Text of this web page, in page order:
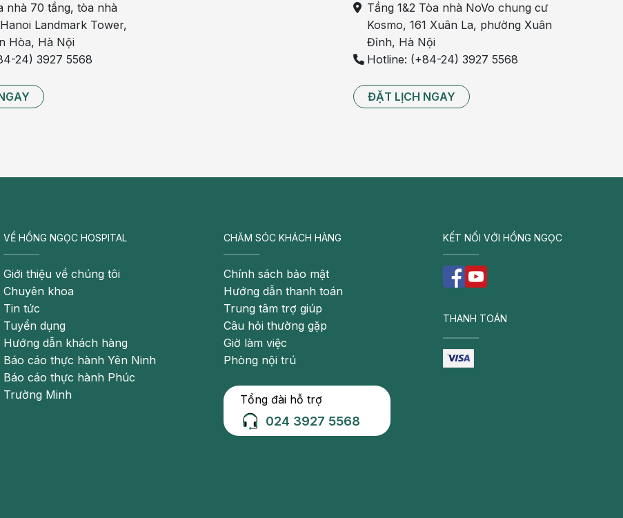
có thể có vảy da màu vàng mật ong, bao quanh có
tổn thương li ti.
chứng nghiêm trọng khác sẽ khỏi sau 2 – 3 tuần.
để tránh các biến chứng nghiêm trọng như:
bọng nước to, sâu và có nhiều mủ. Còn chốc đầu
chốc đầu ở trẻ em thì triệu chứng bệnh sẽ xuất hiện
mủ không bọng nước.
lợi cho vi khuẩn sinh sôi phát triển như khí hậu thời
chật chội…
cho bé hiệu quả
cho cha mẹ
nhà 70 tầng, tòa nhà
Landmark Tower,
Hòa, Hà Nội
24) 3927 5568
Tầng 1&2 Tòa nhà NoVo chung cư
Kosmo, 161 Xuân La, phường Xuân
Đỉnh, Hà Nội
Hotline: (+84-24) 3927 5568
ĐẶT LỊCH NGAY
VỀ HỒNG NGỌC HOSPITAL
Giới thiệu về chúng tôi
Chuyên khoa
Tin tức
Tuyển dụng
Hướng dẫn khách hàng
Báo cáo thực hành Yên Ninh
Báo cáo thực hành Phúc
Trường Minh
CHĂM SÓC KHÁCH HÀNG
Chính sách bảo mật
Hướng dẫn thanh toán
Trung tâm trợ giúp
Câu hỏi thường gặp
Giờ làm việc
Phòng nội trú
Tổng đài hỗ trợ
024 3927 5568
KẾT NỐI VỚI HỒNG NGỌC
THANH TOÁN